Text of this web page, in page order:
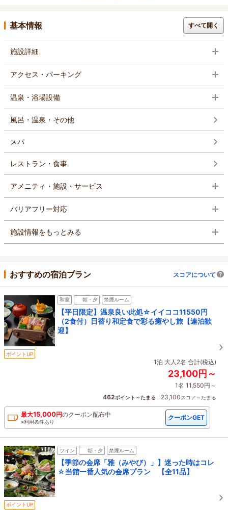
基本情報 すべて開く
施設詳細
アクセス・パーキング
温泉・浴場設備
風呂・温泉・その他
スパ
レストラン・食事
アメニティ・施設・サービス
バリアフリー対応
施設情報をもっとみる
おすすめの宿泊プラン スコアについて
和室 朝・夕 禁煙ルーム
【平日限定】温泉良い此処☆イイココ11550円
（2食付）日替り和定食で彩る癒やし旅【連泊歓
迎】
ポイントUP
1泊 大人2名 合計(税込)
23,100円～
1名 11,550円～
462ポイント～たまる 23,100スコア～たまる
最大15,000円のクーポン配布中
※利用条件あり
クーポンGET
ツイン 朝・夕 禁煙ルーム
【季節の会席「雅（みやび）」】迷った時はコレ
☆当館一番人気の会席プラン 【全11品】
ポイントUP